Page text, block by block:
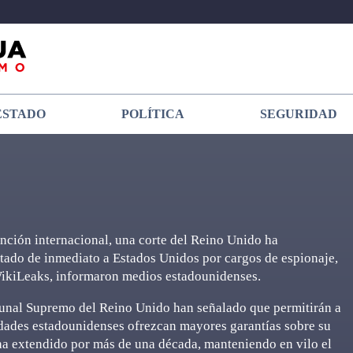
POLÍTICA SEGURIDAD
internacional, una corte del Reino Unido ha
de inmediato a Estados Unidos por cargos de espionaje,
informaron medios estadounidenses.
Supremo del Reino Unido han señalado que permitirán a
estadounidenses ofrezcan mayores garantías sobre su
extendido por más de una década, manteniendo en vilo el